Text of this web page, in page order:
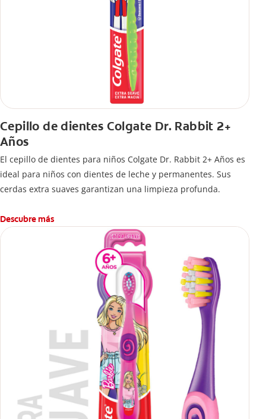
Cepillo de dientes Colgate Dr. Rabbit 2+
Años
El cepillo de dientes para niños Colgate Dr. Rabbit 2+ Años es
ideal para niños con dientes de leche y permanentes. Sus
cerdas extra suaves garantizan una limpieza profunda.
Descubre más